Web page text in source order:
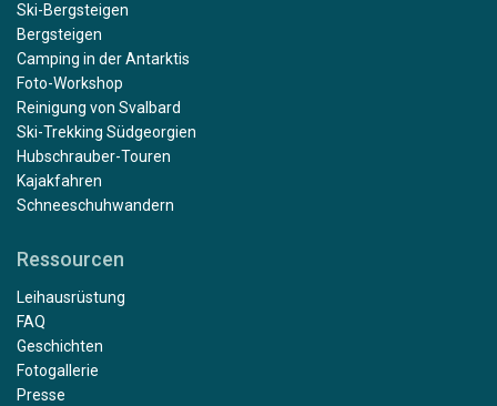
Ski-Bergsteigen
Bergsteigen
Camping in der Antarktis
Foto-Workshop
Reinigung von Svalbard
Ski-Trekking Südgeorgien
Hubschrauber-Touren
Kajakfahren
Schneeschuhwandern
Ressourcen
Leihausrüstung
FAQ
Geschichten
Fotogallerie
Presse